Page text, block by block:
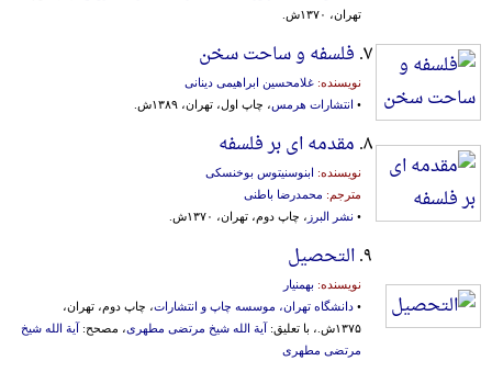
تهران، ۱۳۷۰ش.
۷. فلسفه و ساحت سخن
نویسنده: غلامحسین ابراهیمی دینانی
• انتشارات هرمس، چاپ اول، تهران، ۱۳۸۹ش.
۸. مقدمه ای بر فلسفه
نویسنده: ابنوسنیتوس بوخنسکی
مترجم: محمدرضا باطنی
• نشر البرز ، چاپ دوم، تهران، ۱۳۷۰ش.
۹. التحصیل
نویسنده: بهمنیار
• دانشگاه تهران، موسسه چاپ و انتشارات، چاپ دوم، تهران،
۱۳۷۵ش.، با تعلیق:
آیة الله شیخ مرتضی مطهری، مصحح: آیة الله شیخ
مرتضی مطهری